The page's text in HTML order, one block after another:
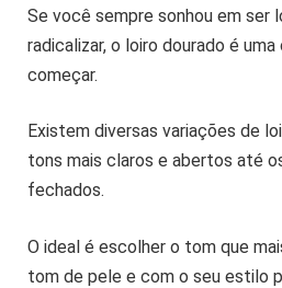
Se você sempre sonhou em ser
radicalizar, o loiro dourado é
começar.
Existem diversas variações de
tons mais claros e abertos até
fechados.
O ideal é escolher o tom que
tom de pele e com o seu estilo